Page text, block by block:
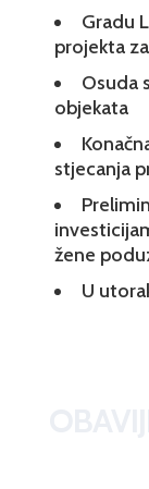
Gradu
projekta
Osuda
objekata
stjecanja
žene
U